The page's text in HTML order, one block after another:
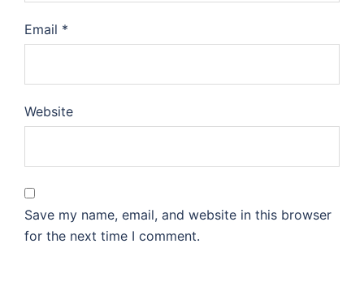
Email *
Website
Save my name, email, and website in this browser
for the next time I comment.